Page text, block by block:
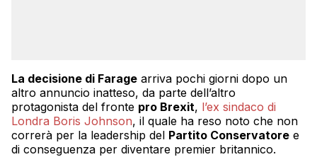
La decisione di Farage arriva pochi giorni dopo un
altro annuncio inatteso, da parte dell’altro
protagonista del fronte pro Brexit, l’ex sindaco di
Londra Boris Johnson, il quale ha reso noto che non
correrà per la leadership del Partito Conservatore e
di conseguenza per diventare premier britannico.